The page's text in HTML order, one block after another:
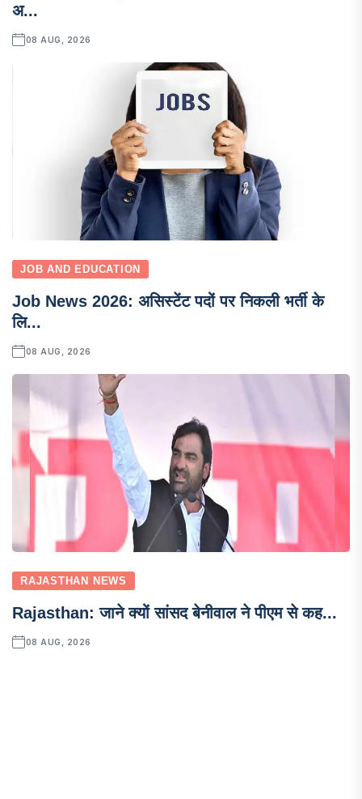
अ...
08 AUG, 2026
JOB AND EDUCATION
Job News 2026: असिस्टेंट पदों पर निकली भर्ती के
लि...
08 AUG, 2026
RAJASTHAN NEWS
Rajasthan: जाने क्यों सांसद बेनीवाल ने पीएम से कह...
08 AUG, 2026